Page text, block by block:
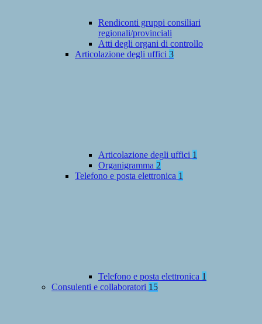
Rendiconti gruppi consiliari
regionali/provinciali
Atti degli organi di controllo
Articolazione degli uffici 3
Articolazione degli uffici 1
Organigramma 2
Telefono e posta elettronica 1
Telefono e posta elettronica 1
Consulenti e collaboratori 15